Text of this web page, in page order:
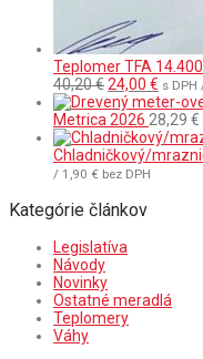
Teplomer TFA
40,20€Pôvodná
cena
bola:
40,20 €.
24,00 €
cena
je:
24,00
s DPH
Metrica 2026 28,29 €
Chladničkový/
/ 1,90 € bez DPH
Kategórie článkov
Legislatíva
Návody
Novinky
Ostatné meradlá
Teplomery
Váhy